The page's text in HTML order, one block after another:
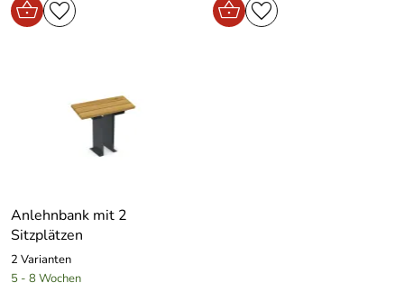
Anlehnbank mit 2
Sitzplätzen
2 Varianten
5 - 8 Wochen